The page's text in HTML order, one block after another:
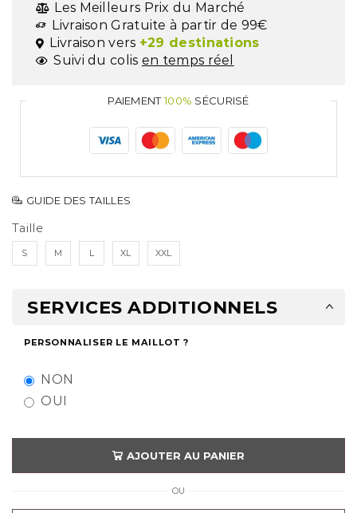
Les Meilleurs Prix du Marché
Livraison Gratuite à partir de 99€
Livraison vers +29 destinations
Suivi du colis en temps réel
PAIEMENT100% SÉCURISÉ
GUIDE DES TAILLES
Taille
S M L XL XXL
SERVICES ADDITIONNELS
PERSONNALISER LE MAILLOT ?
NON
OUI
AJOUTER AU PANIER
OU